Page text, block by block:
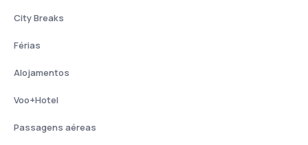
City Breaks
Férias
Alojamentos
Voo+Hotel
Passagens aéreas